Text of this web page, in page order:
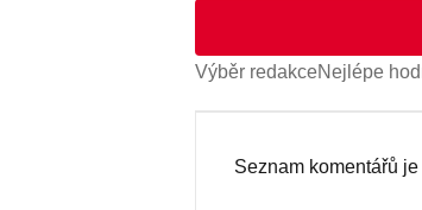
Výběr redakceNejlépe
Seznam komentářů